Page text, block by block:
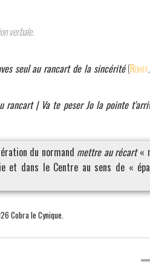
verbale.
seul au rancart de la sincérité (Rohff
| Va te peser Jo la pointe
du normand mettre au récart«
et dans le Centre au sens de «
Cobra le Cynique.